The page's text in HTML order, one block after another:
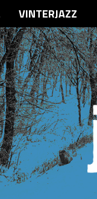
VINTERJAZZ